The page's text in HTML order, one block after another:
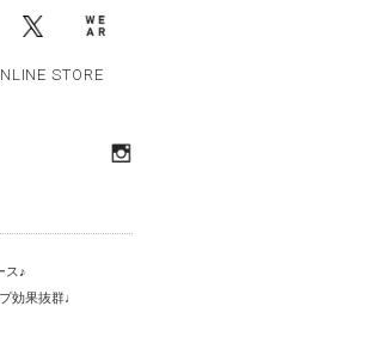
STORE
ス♪
効果抜群♩